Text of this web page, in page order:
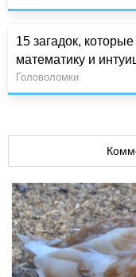
15 загадок,
математику и
Головоломки